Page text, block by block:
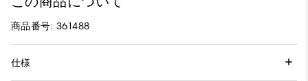
商品番号: 361488
仕様